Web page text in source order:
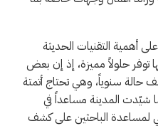
أهمية التقنيات الحديثة
توفر حلولاً مميزة، إذ إن بعض
التحليل الجيني تعالج 300 ألف حالة سنوياً، وهي تحتاج أتمتة
شيّدت المدينة مساعداً في
لمساعدة الباحثين على كشف